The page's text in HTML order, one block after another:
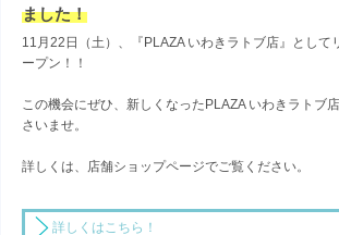
ました！
11月22日（土）、『PLAZA いわきラトブ店』として
ープン！！
この機会にぜひ、新しくなったPLAZA いわきラトブ
さいませ。
詳しくは、店舗ショップページでご覧ください。
詳しくはこちら！